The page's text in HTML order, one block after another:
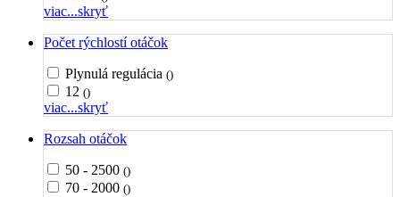
viac...skryť
Počet rýchlostí otáčok
Plynulá regulácia ()
12 ()
viac...skryť
Rozsah otáčok
50 - 2500 ()
70 - 2000 ()